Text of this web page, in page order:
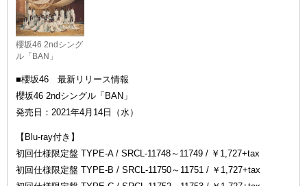
櫻坂46 2ndシング
ル「BAN」
■櫻坂46 最新リリース情報
櫻坂46 2ndシングル「BAN」
発売日：2021年4月14日（水）
【Blu-ray付き】
初回仕様限定盤 TYPE-A / SRCL-11748～11749 / ￥1,727+tax
初回仕様限定盤 TYPE-B / SRCL-11750～11751 / ￥1,727+tax